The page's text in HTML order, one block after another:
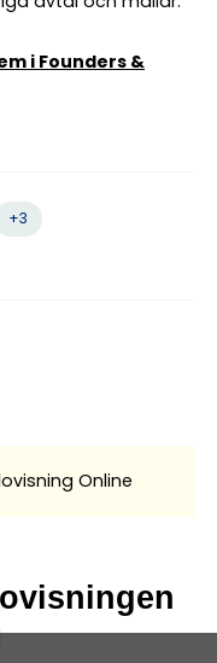
i Founders &
+3
Online